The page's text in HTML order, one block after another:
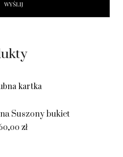
Suszony bukiet
zł